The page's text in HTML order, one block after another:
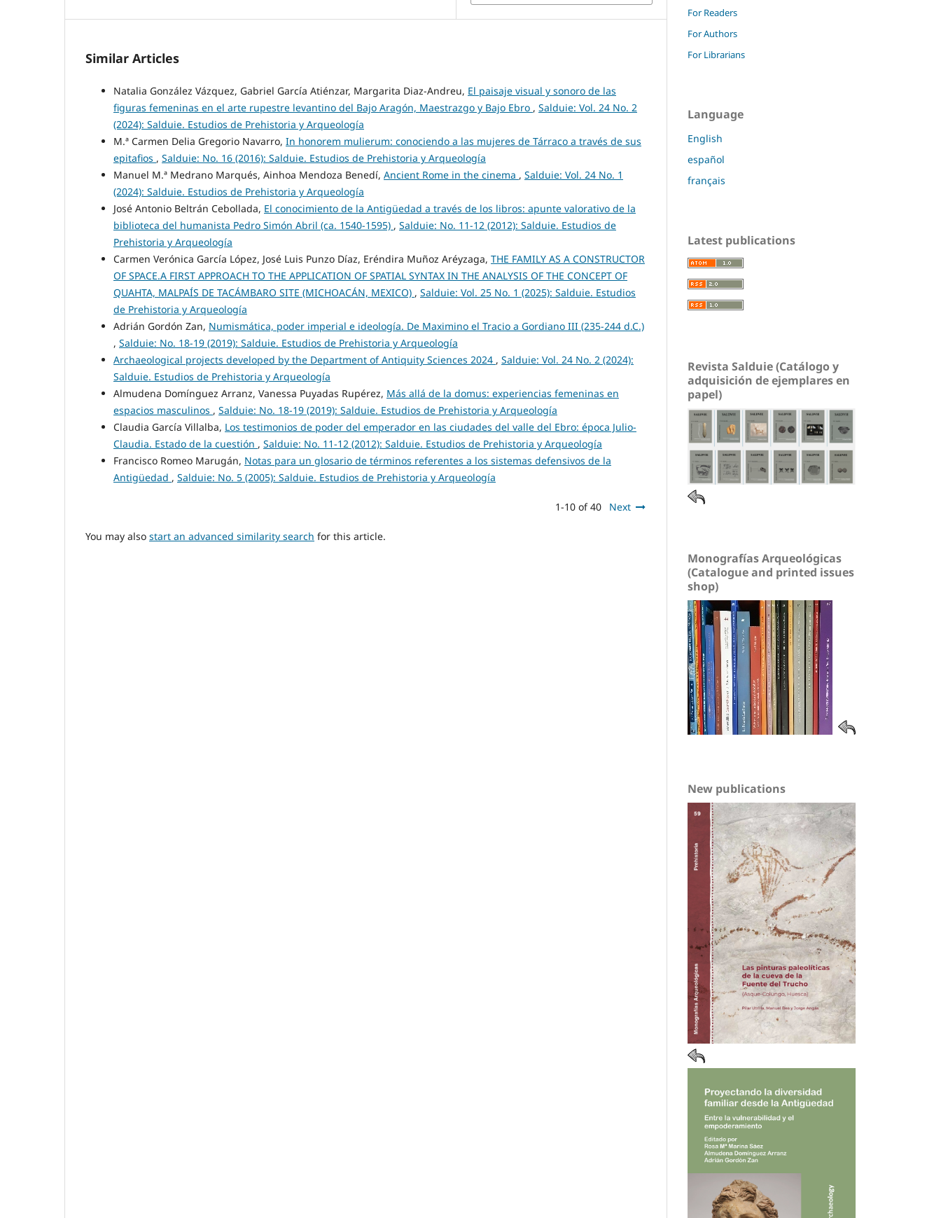
Similar Articles
Natalia González Vázquez, Gabriel García Atiénzar, Margarita Diaz-Andreu, El paisaje visual y sonoro de las
figuras femeninas en el arte rupestre levantino del Bajo Aragón, Maestrazgo y Bajo Ebro , Salduie: Vol. 24 No. 2
(2024): Salduie. Estudios de Prehistoria y Arqueología
M.ª Carmen Delia Gregorio Navarro, In honorem mulierum: conociendo a las mujeres de Tárraco a través de sus
epitafios , Salduie: No. 16 (2016): Salduie. Estudios de Prehistoria y Arqueología
Manuel M.ª Medrano Marqués, Ainhoa Mendoza Benedí, Ancient Rome in the cinema , Salduie: Vol. 24 No. 1
(2024): Salduie. Estudios de Prehistoria y Arqueología
José Antonio Beltrán Cebollada, El conocimiento de la Antigüedad a través de los libros: apunte valorativo de la
biblioteca del humanista Pedro Simón Abril (ca. 1540-1595) , Salduie: No. 11-12 (2012): Salduie. Estudios de
Prehistoria y Arqueología
Carmen Verónica García López, José Luis Punzo Díaz, Eréndira Muñoz Aréyzaga, THE FAMILY AS A CONSTRUCTOR
OF SPACE.A FIRST APPROACH TO THE APPLICATION OF SPATIAL SYNTAX IN THE ANALYSIS OF THE CONCEPT OF
QUAHTA, MALPAÍS DE TACÁMBARO SITE (MICHOACÁN, MEXICO) , Salduie: Vol. 25 No. 1 (2025): Salduie. Estudios
de Prehistoria y Arqueología
Adrián Gordón Zan, Numismática, poder imperial e ideología. De Maximino el Tracio a Gordiano III (235-244 d.C.)
, Salduie: No. 18-19 (2019): Salduie. Estudios de Prehistoria y Arqueología
Archaeological projects developed by the Department of Antiquity Sciences 2024 , Salduie: Vol. 24 No. 2 (2024):
Salduie. Estudios de Prehistoria y Arqueología
Almudena Domínguez Arranz, Vanessa Puyadas Rupérez, Más allá de la domus: experiencias femeninas en
espacios masculinos , Salduie: No. 18-19 (2019): Salduie. Estudios de Prehistoria y Arqueología
Claudia García Villalba, Los testimonios de poder del emperador en las ciudades del valle del Ebro: época Julio-
Claudia. Estado de la cuestión , Salduie: No. 11-12 (2012): Salduie. Estudios de Prehistoria y Arqueología
Francisco Romeo Marugán, Notas para un glosario de términos referentes a los sistemas defensivos de la
Antigüedad , Salduie: No. 5 (2005): Salduie. Estudios de Prehistoria y Arqueología
1-10 of 40 Next
You may also start an advanced similarity search for this article.
For Readers
For Authors
For Librarians
Language
English
español
français
Latest publications
Revista Salduie (Catálogo y
adquisición de ejemplares en
papel)
Monografías Arqueológicas
(Catalogue and printed issues
shop)
New publications